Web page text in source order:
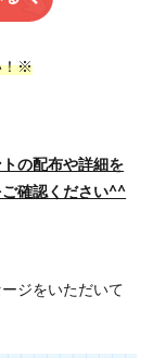
！※
の配布や詳細を
確認ください^^
ジをいただいて